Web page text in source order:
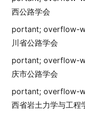
西公路学会
portant; overflow-
川省公路学会
portant; overflow-
庆市公路学会
portant; overflow-
西省岩土力学与工程